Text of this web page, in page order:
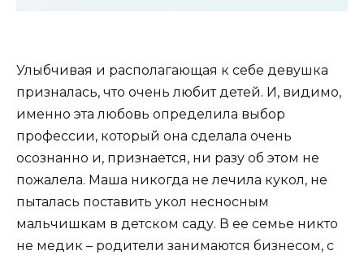
Улыбчивая и располагающая к себе девушка
призналась, что очень любит детей. И, видимо,
именно эта любовь определила выбор
профессии, который она сделала очень
осознанно и, признается, ни разу об этом не
пожалела. Маша никогда не лечила кукол, не
пыталась поставить укол несносным
мальчишкам в детском саду. В ее семье никто
не медик – родители занимаются бизнесом, с